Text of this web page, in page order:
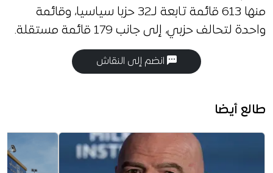
منها 613 قائمة تابعة لـ32 حزبا سياسيا، وقائمة
واحدة لتحالف حزبي، إلى جانب 179 قائمة مستقلة.
انضم إلى النقاش
طالع أيضا